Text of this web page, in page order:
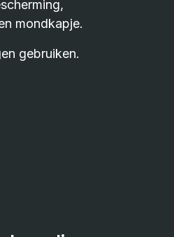
mondkapje.
gebruiken.